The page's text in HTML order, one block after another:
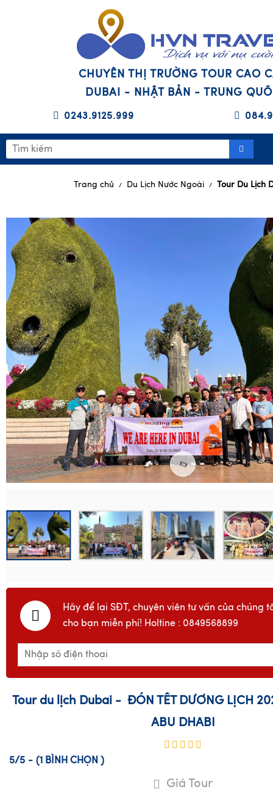
CHUYÊN THỊ TRƯỜNG TOUR CAO
DUBAI - NHẬT BẢN - TRUNG
0243.9125.999
Trang chủ / Du Lịch Nước Ngoài / Tour Du Lịch
Hãy để lại SĐT, chuyên viên tư vấn của chúng
cho bạn miễn phí! Holtine : 0849568899
Tour du lịch Dubai - ĐÓN TẾT DƯƠNG LỊCH
ABU DHABI
5/5 - (1 BÌNH CHỌN )
Giá Tour